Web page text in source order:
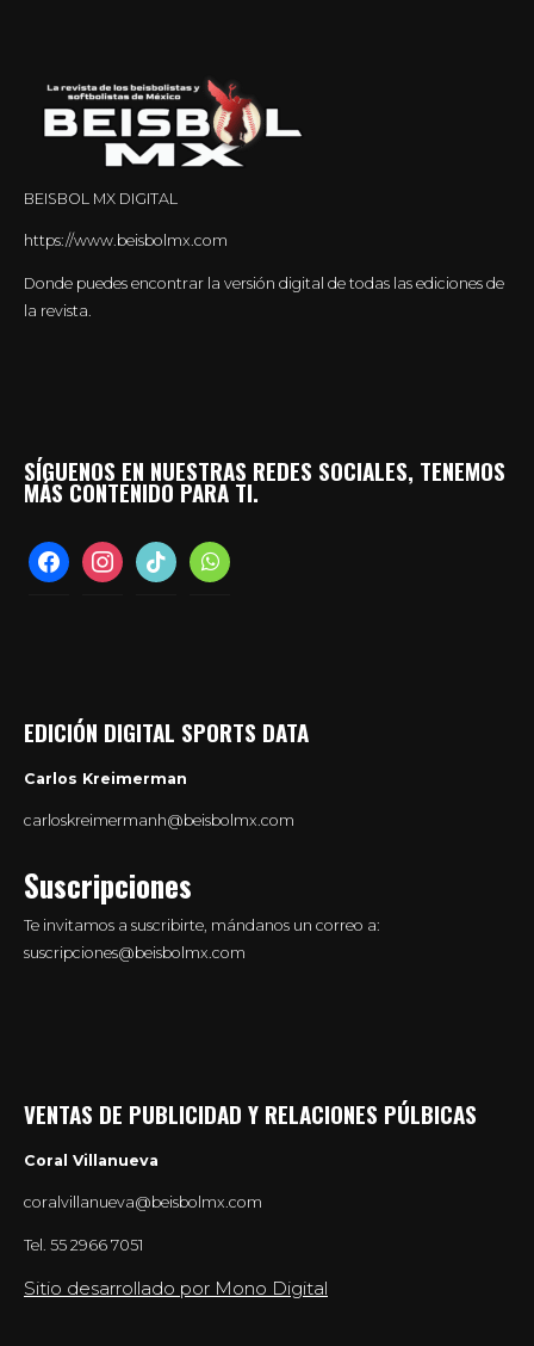
BEISBOL MX DIGITAL
https://www.beisbolmx.com
Donde puedes encontrar la versión digital de todas las ediciones de
la revista.
SÍGUENOS EN NUESTRAS REDES SOCIALES, TENEMOS
MÁS CONTENIDO PARA TI.
facebookinstagramtiktok whatsapp
EDICIÓN DIGITAL SPORTS DATA
Carlos Kreimerman
carloskreimermanh@beisbolmx.com
Suscripciones
Te invitamos a suscribirte, mándanos un correo a:
suscripciones@beisbolmx.com
VENTAS DE PUBLICIDAD Y RELACIONES PÚLBICAS
Coral Villanueva
coralvillanueva@beisbolmx.com
Tel. 55 2966 7051
Sitio desarrollado por Mono Digital